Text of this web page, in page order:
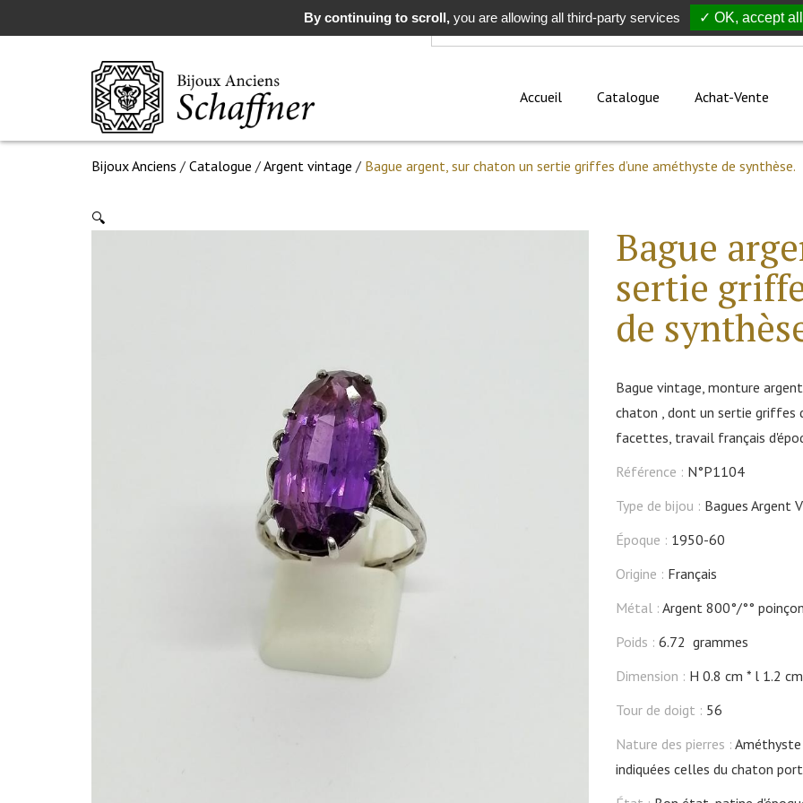
Rechercher
Accueil Catalogue Achat-Vente
Bijoux Anciens / Catalogue /Argent vintage / Bague argent, sur chaton un sertie griffes d’une améthyste de synthèse.
🔍
Bague
sertie
de
Bague vintage, monture
chaton , dont un sertie griffes
facettes, travail français
Référence : N°P1104
Type de bijou : Bagues Argent
Époque : 1950-60
Origine : Français
Métal : Argent 800°/°°
Poids : 6.72 grammes
Dimension : H 0.8 cm
l 1.2 cm
Tour de doigt : 56
Nature des pierres : Améthyste
indiquées celles du chaton
By continuing to scroll,you are allowing all third-party services ✓ OK, accept all